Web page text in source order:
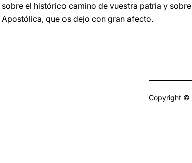
sobre el histórico camino de vuestra patria y
Apostólica, que os dejo con gran afecto.
Copyright ©